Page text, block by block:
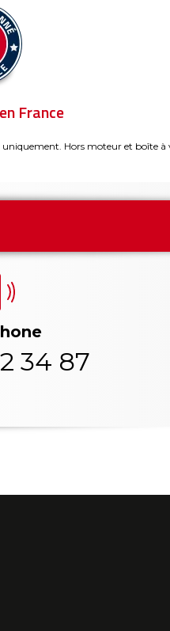
France
Hors moteur et boîte à
34 87